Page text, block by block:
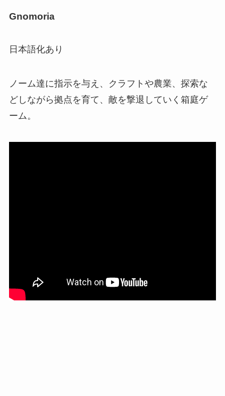
Gnomoria
日本語化あり
ノーム達に指示を与え、クラフトや農業、探索な
どしながら拠点を育て、敵を撃退していく箱庭ゲ
ーム。